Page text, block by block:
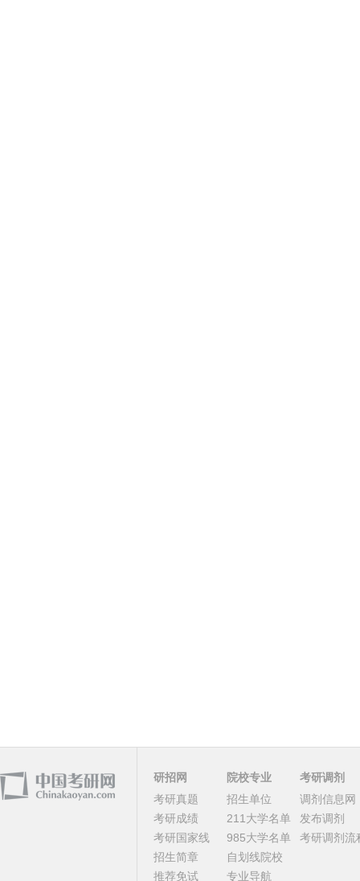
研招网
考研真题
考研成绩
考研国家线
招生简章
推荐免试
院校专业
招生单位
211大学名单
985大学名单
自划线院校
专业导航
考研调剂
调剂信息网
发布调剂
考研调剂流